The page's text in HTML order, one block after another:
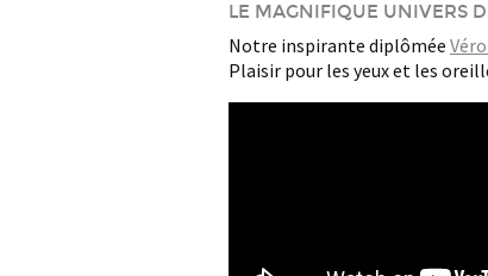
LE MAGNIFIQUE UNIVERS
Notre inspirante diplômée
Plaisir pour les yeux et les